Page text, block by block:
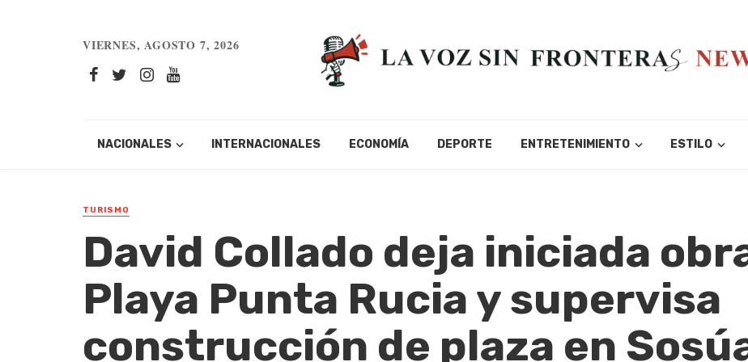
VIERNES, AGOSTO 7, 2026
NACIONALES INTERNACIONALES ECONOMÍA DEPORTE ENTRETENIMIENTO ESTILO
TURISMO
David Collado deja iniciada
Playa Punta Rucia y supervisa
construcción de plaza en